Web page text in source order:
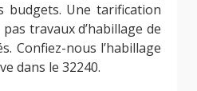
budgets. Une tarification
travaux d’habillage de
Confiez-nous l’habillage
dans le 32240.